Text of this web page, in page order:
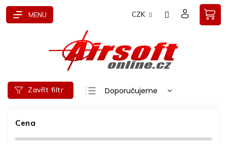
Přejít
CZK
Ř
a
Doporučujeme
Nejprodávanější
Zavřít filtr
Cena